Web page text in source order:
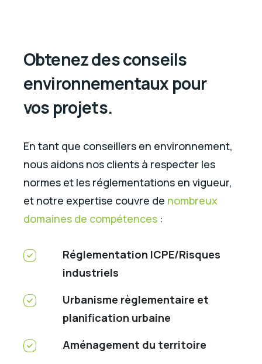
Obtenez des conseils
environnementaux pour
vos projets.
En tant que conseillers en environnement,
nous aidons nos clients à respecter les
normes et les réglementations en vigueur,
et notre expertise couvre de nombreux
domaines de compétences :
Réglementation ICPE/Risques
industriels
Urbanisme règlementaire et
planification urbaine
Aménagement du territoire